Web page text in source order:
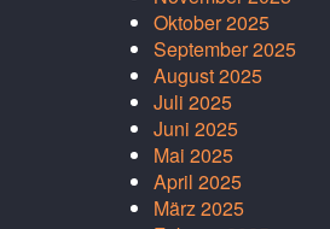
Oktober 2025
September 2025
August 2025
Juli 2025
Juni 2025
Mai 2025
April 2025
März 2025